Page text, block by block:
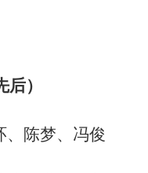
）
、陈梦、冯俊